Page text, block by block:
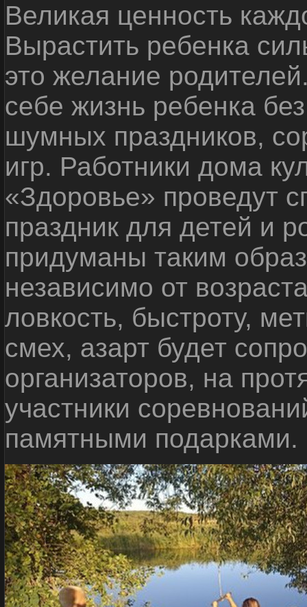
Великая ценность
Вырастить ребенка
это желание
себе жизнь ребенка
шумных праздников,
игр. Работники дома
«Здоровье» проведут
праздник для детей и
придуманы таким
независимо от
ловкость, быстроту,
смех, азарт будет
организаторов, на
участники
памятными подарками.